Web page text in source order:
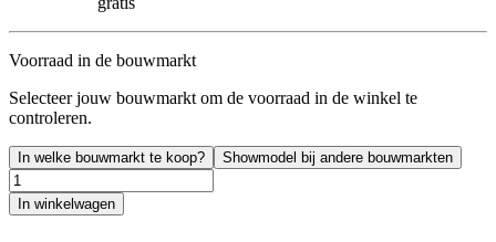
Voorraad in de bouwmarkt
Selecteer jouw bouwmarkt om de voorraad in de winkel te
controleren.
In welke bouwmarkt te koop? Showmodel bij andere bouwmarkten
In winkelwagen